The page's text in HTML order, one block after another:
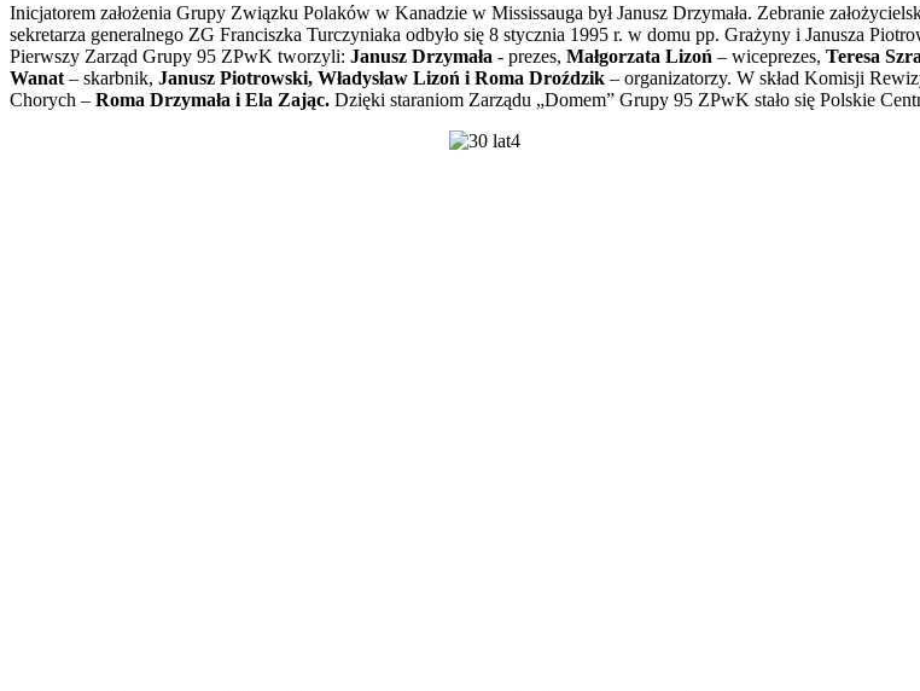
Inicjatorem założenia Grupy Związku Polaków w Kanadzie w Mississauga był Janusz Drzymała. Zebranie
sekretarza generalnego ZG Franciszka Turczyniaka odbyło się 8 stycznia 1995 r. w domu pp. Grażyny i Janusza
Pierwszy Zarząd Grupy 95 ZPwK tworzyli: Janusz Drzymała - prezes, Małgorzata Lizoń – wiceprezes, Teresa
Wanat – skarbnik, Janusz Piotrowski, Władysław Lizoń i Roma Droździk – organizatorzy. W skład Komisji
Chorych – Roma Drzymała i Ela Zając. Dzięki staraniom Zarządu „Domem” Grupy 95 ZPwK stało się Polskie